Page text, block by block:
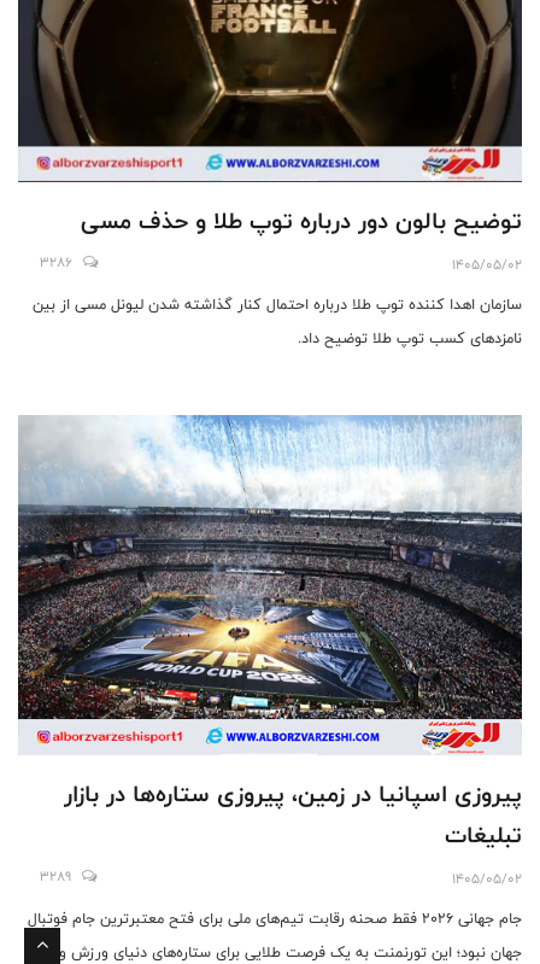
توضیح بالون دور درباره توپ طلا و حذف مسی
1405/05/02
3286
سازمان اهدا کننده توپ طلا درباره احتمال کنار گذاشته شدن لیونل مسی از بین
نامزدهای کسب توپ طلا توضیح داد.
پیروزی اسپانیا در زمین، پیروزی ستاره‌ها در بازار
تبلیغات
1405/05/02
3289
جام جهانی ۲۰۲۶ فقط صحنه رقابت تیم‌های ملی برای فتح معتبرترین جام فوتبال
جهان نبود؛ این تورنمنت به یک فرصت طلایی برای ستاره‌های دنیای ورزش و